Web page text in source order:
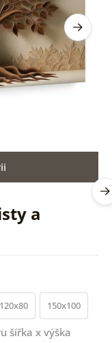
a
120x80 150x100
šířka x výška